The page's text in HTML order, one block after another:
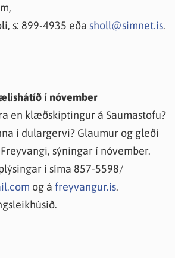
s: 899-4935 eða sholl@simnet.is.
í nóvember
en klæðskiptingur á Saumastofu?
í dulargervi? Glaumur og gleði
sýningar í nóvember.
í síma 857-5598/
og á freyvangur.is.